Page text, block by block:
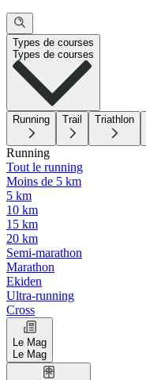
Types de courses
Types de courses
Running Trail Triathlon
Running
Tout le running
Moins de 5 km
5 km
10 km
15 km
20 km
Semi-marathon
Marathon
Ekiden
Ultra-running
Cross
Le Mag
Le Mag